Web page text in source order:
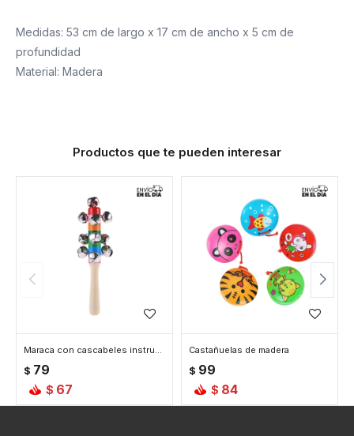
Medidas: 53 cm de largo x 17 cm de ancho x 5 cm de
profundidad
Material: Madera
Productos que te pueden interesar
Maraca con cascabeles instrumento musical
$ 79
$ 67
Castañuelas de madera
$ 99
$ 84